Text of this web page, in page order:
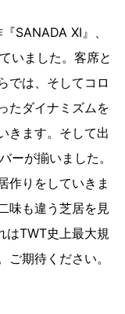
SANADA XI』、
いました。客席と
では、そしてコロ
たダイナミズムを
きます。そして出
ーが揃いました。
作りをしていきま
味も違う芝居を見
はTWT史上最大規
期待ください。